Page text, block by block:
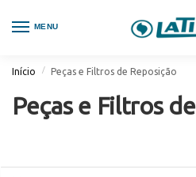
MENU
Início / Peças e Filtros de Reposição
Peças e Filtros